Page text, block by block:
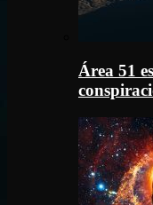
Área 51